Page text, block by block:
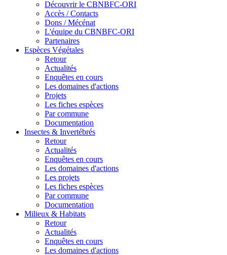
Découvrir le CBNBFC-ORI
Accès / Contacts
Dons / Mécénat
L'équipe du CBNBFC-ORI
Partenaires
Espèces Végétales
Retour
Actualités
Enquêtes en cours
Les domaines d'actions
Projets
Les fiches espèces
Par commune
Documentation
Insectes & Invertébrés
Retour
Actualités
Enquêtes en cours
Les domaines d'actions
Les projets
Les fiches espèces
Par commune
Documentation
Milieux & Habitats
Retour
Actualités
Enquêtes en cours
Les domaines d'actions